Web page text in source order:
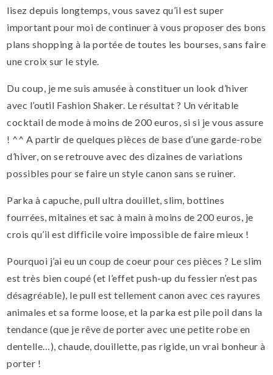
lisez depuis longtemps, vous savez qu’il est super
important pour moi de continuer à vous proposer des bons
plans shopping à la portée de toutes les bourses, sans faire
une croix sur le style.
Du coup, je me suis amusée à constituer un look d’hiver
avec l’outil Fashion Shaker. Le résultat ? Un véritable
cocktail de mode à moins de 200 euros, si si je vous assure
! ^^ A partir de quelques pièces de base d’une garde-robe
d’hiver, on se retrouve avec des dizaines de variations
possibles pour se faire un style canon sans se ruiner.
Parka à capuche, pull ultra douillet, slim, bottines
fourrées, mitaines et sac à main à moins de 200 euros, je
crois qu’il est difficile voire impossible de faire mieux !
Pourquoi j’ai eu un coup de coeur pour ces pièces ? Le slim
est très bien coupé (et l’effet push-up du fessier n’est pas
désagréable), le pull est tellement canon avec ces rayures
animales et sa forme loose, et la parka est pile poil dans la
tendance (que je rêve de porter avec une petite robe en
dentelle…), chaude, douillette, pas rigide, un vrai bonheur à
porter !